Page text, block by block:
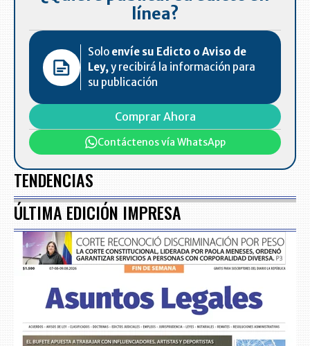
línea?
Solo envíe su Edicto o Aviso de
Ley,y recibirá la información para
su publicación
Comprar Ahora
Contáctenos vía WhatsApp
TENDENCIAS
ÚLTIMA EDICIÓN IMPRESA